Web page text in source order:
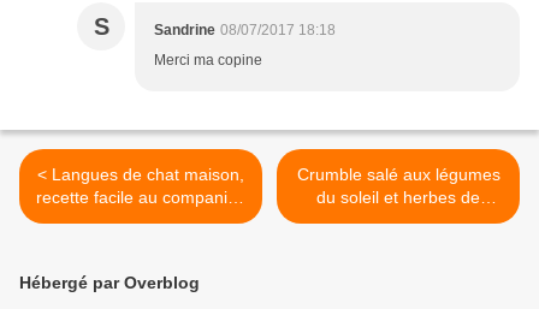
S Sandrine 08/07/2017 18:18
Merci ma copine
< Langues de chat maison,
recette facile au companion
thermomix ou sans robot
Crumble salé aux légumes
du soleil et herbes de
Provence au cookeo
Hébergé par Overblog